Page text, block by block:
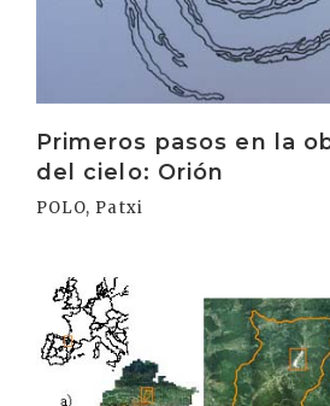
Primeros pasos en la
del cielo: Orión
POLO, Patxi
Irakurri